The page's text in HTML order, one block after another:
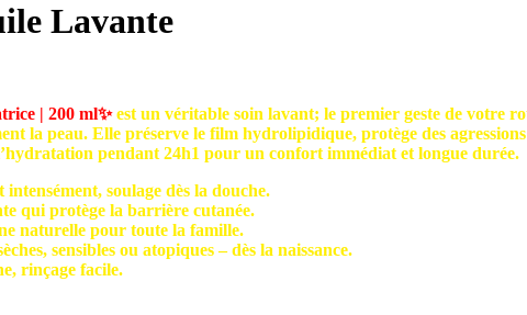
Lavante
| 200 ml✨est un véritable soin lavant; le premier geste de votre
la peau. Elle préserve le film hydrolipidique, protège des
pendant 24h1 pour un confort immédiat et longue durée.
soulage dès la douche.
qui protège la barrière cutanée.
naturelle pour toute la famille.
sensibles ou atopiques – dès la naissance.
rinçage facile.